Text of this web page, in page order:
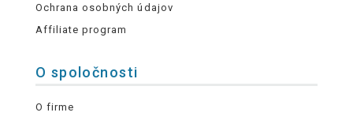
Ochrana osobných údajov
Affiliate program
O spoločnosti
O firme